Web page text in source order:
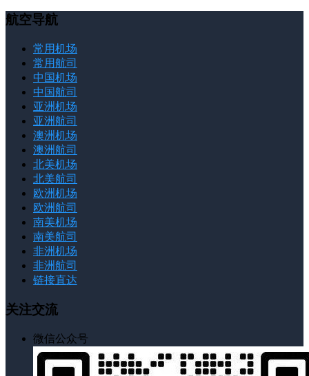
航空导航
常用机场
常用航司
中国机场
中国航司
亚洲机场
亚洲航司
澳洲机场
澳洲航司
北美机场
北美航司
欧洲机场
欧洲航司
南美机场
南美航司
非洲机场
非洲航司
链接直达
关注交流
微信公众号